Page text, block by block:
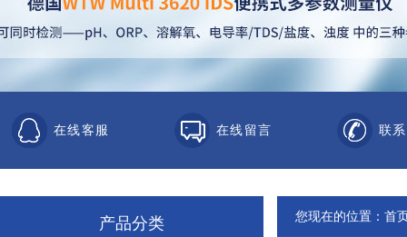
在线客服 在线留言 联
产品分类 您现在的位置： 首